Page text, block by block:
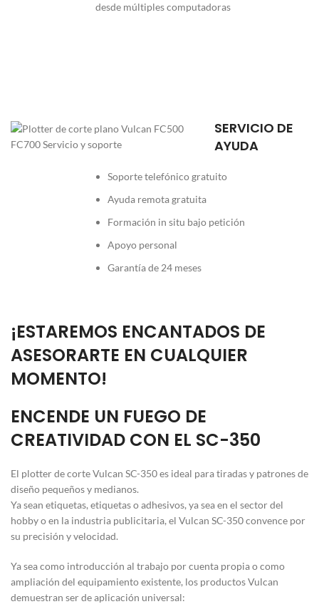
desde múltiples computadoras
SERVICIO DE
AYUDA
Soporte telefónico gratuito
Ayuda remota gratuita
Formación in situ bajo petición
Apoyo personal
Garantía de 24 meses
¡ESTAREMOS ENCANTADOS DE
ASESORARTE EN CUALQUIER
MOMENTO!
ENCENDE UN FUEGO DE
CREATIVIDAD CON EL SC-350
El plotter de corte Vulcan SC-350 es ideal para tiradas y patrones de
diseño pequeños y medianos.
Ya sean etiquetas, etiquetas o adhesivos, ya sea en el sector del
hobby o en la industria publicitaria, el Vulcan SC-350 convence por
su precisión y velocidad.
Ya sea como introducción al trabajo por cuenta propia o como
ampliación del equipamiento existente, los productos Vulcan
demuestran ser de aplicación universal: